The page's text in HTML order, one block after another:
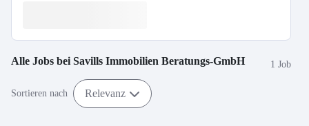
Alle Jobs bei Savills Immobilien Beratungs-GmbH 1 Job
Sortieren nach Relevanz